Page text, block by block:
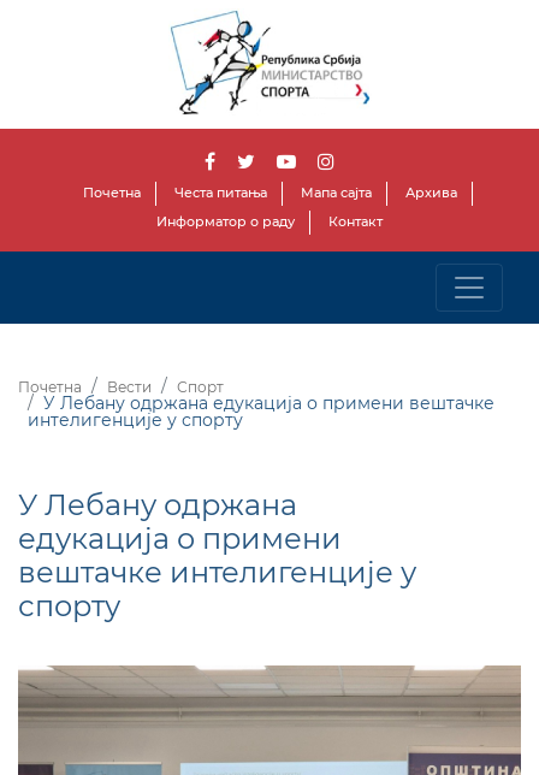
Почетна Честа питања Мапа сајта
Архива
Информатор о раду
Контакт
Почетна Вести Спорт
У Лебану одржана едукација о примени вештачке
интелигенције у спорту
У Лебану одржана
едукација о примени
вештачке интелигенције у
спорту